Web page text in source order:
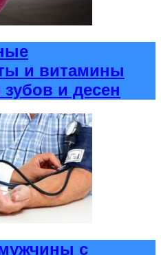
и витамины
и десен
с